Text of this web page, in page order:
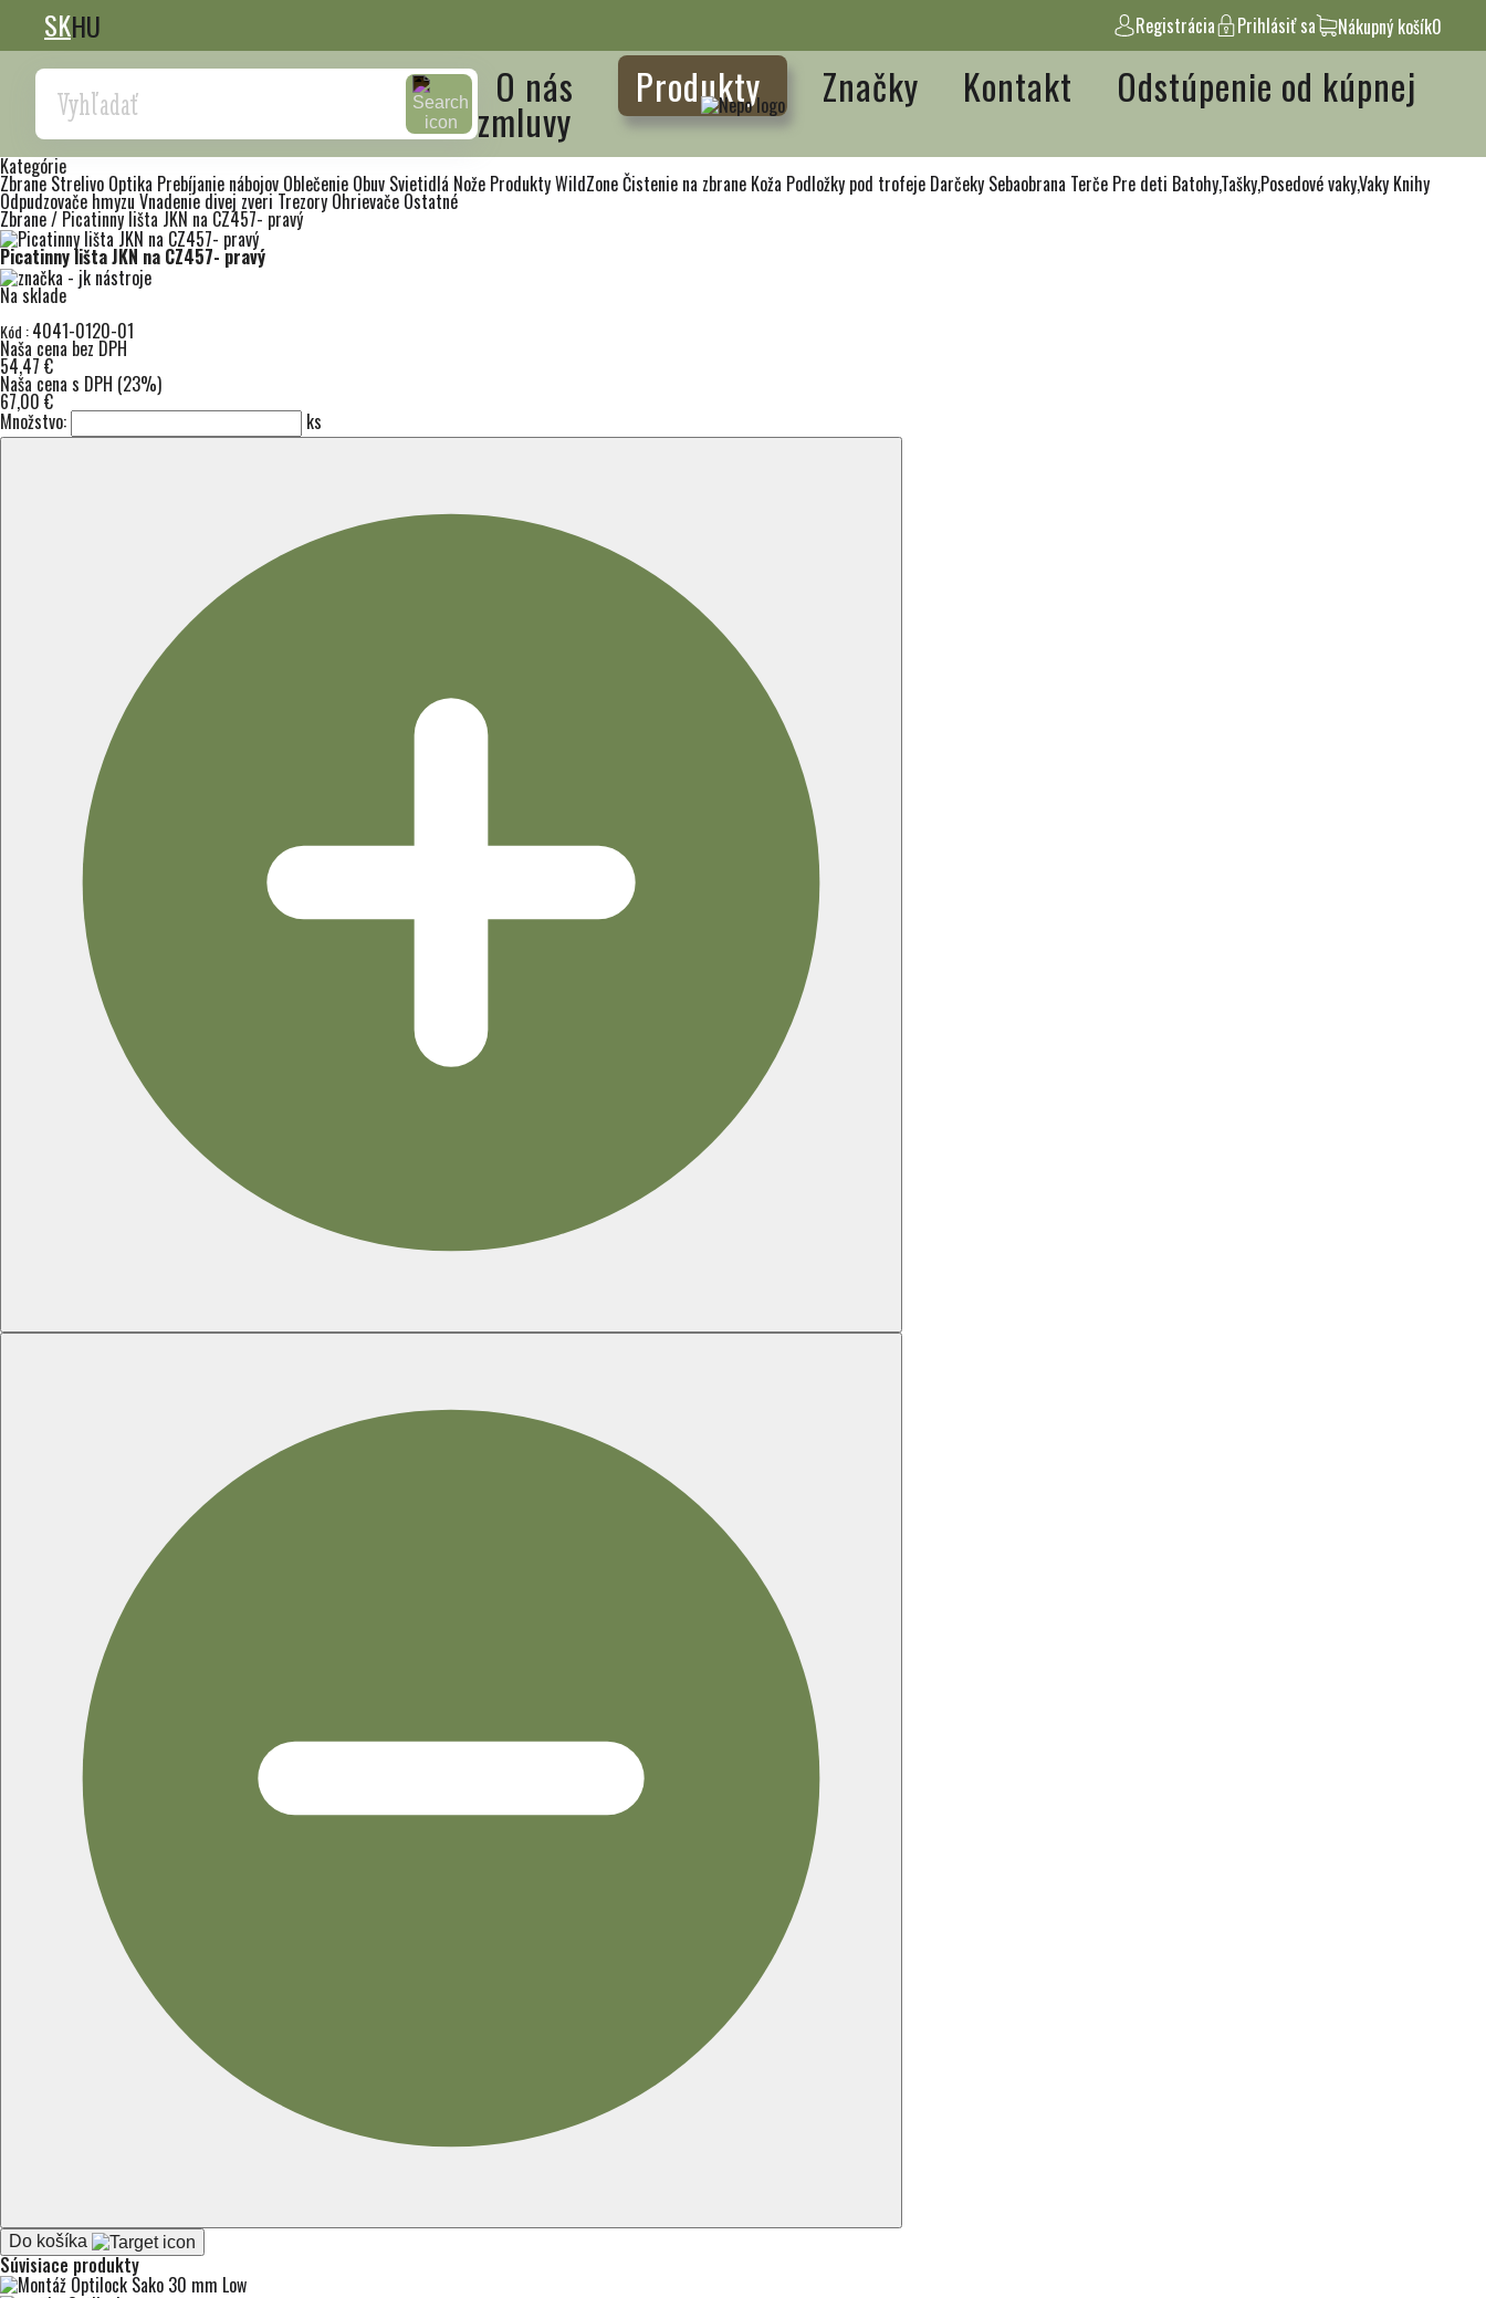
SKHU Registrácia Prihlásiť sa Nákupný košík0
Search O nás Produkty Značky Kontakt Odstúpenie od kúpnej
zmluvy
Kategórie
Zbrane Strelivo Optika Prebíjanie nábojov Oblečenie Obuv Svietidlá Nože Produkty WildZoneČistenie na zbrane Koža Podložky pod trofeje Darčeky Sebaobrana Terče Pre deti Batohy,Tašky,Posedové vaky,Vaky Knihy
Odpudzovače hmyzu Vnadenie divej zveri Trezory Ohrievače Ostatné
Zbrane/ Picatinny lišta JKN na CZ457- pravý
Picatinny lišta JKN na CZ457- pravý
Na sklade
Kód :4041-0120-01
Naša cena bez DPH
54,47 €
Naša cena s DPH (23%)
67,00 €
Množstvo: ks
Do košíka
Súvisiace produkty